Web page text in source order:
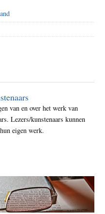
van en over het werk van
Lezers/kunstenaars kunnen
eigen werk.